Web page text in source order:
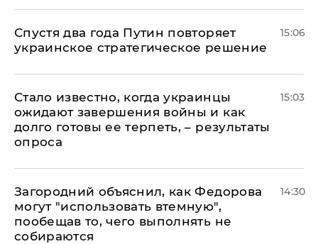
Спустя два года Путин повторяет
украинское стратегическое решение
15:06
Стало известно, когда украинцы
ожидают завершения войны и как
долго готовы ее терпеть, – результаты
опроса
15:03
Загородний объяснил, как Федорова
могут "использовать втемную",
пообещав то, чего выполнять не
собираются
14:30